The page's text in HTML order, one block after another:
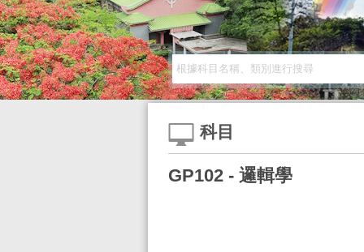
科目
GP102 - 邏輯學